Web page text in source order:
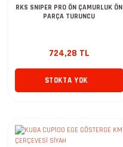
RKS SNIPER PRO ÖN ÇAMURLUK ÖN
PARÇA TURUNCU
724,28 TL
STOKTA YOK